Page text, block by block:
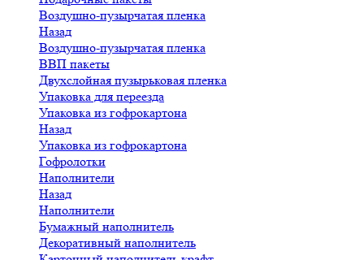
Воздушно-пузырчатая пленка
Назад
Воздушно-пузырчатая пленка
ВВП пакеты
Двухслойная пузырьковая пленка
Упаковка для переезда
Упаковка из гофрокартона
Назад
Упаковка из гофрокартона
Гофролотки
Наполнители
Назад
Наполнители
Бумажный наполнитель
Декоративный наполнитель